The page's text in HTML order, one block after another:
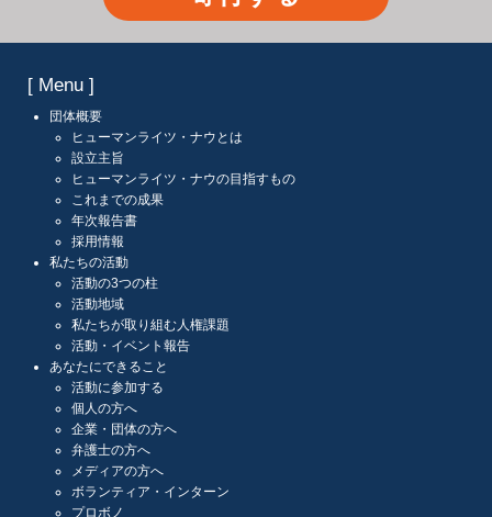
人権が大切にされる未来をつくる一歩として、
寄付する
[ Menu ]
団体概要
ヒューマンライツ・ナウとは
設立主旨
ヒューマンライツ・ナウの目指すもの
これまでの成果
年次報告書
採用情報
私たちの活動
活動の3つの柱
活動地域
私たちが取り組む人権課題
活動・イベント報告
あなたにできること